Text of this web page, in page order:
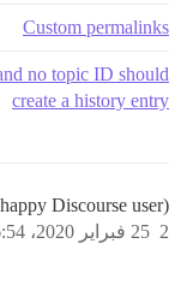
Custom permalinks
no topic ID should
create a history entry
Discourse user)
25 فبراير 2020، 6:54م 2